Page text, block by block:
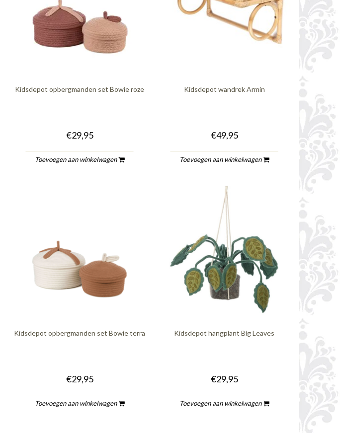
Kidsdepot opbergmanden set Bowie roze
€29,95
Toevoegen aan winkelwagen
Kidsdepot wandrek Armin
€49,95
Toevoegen aan winkelwagen
Kidsdepot opbergmanden set Bowie terra
€29,95
Toevoegen aan winkelwagen
Kidsdepot hangplant Big Leaves
€29,95
Toevoegen aan winkelwagen